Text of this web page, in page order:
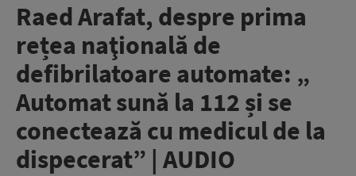
Raed Arafat, despre prima
rețea naţională de
defibrilatoare automate: „
Automat sună la 112 și se
conectează cu medicul de la
dispecerat” | AUDIO